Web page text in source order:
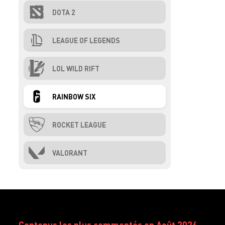
DOTA 2
LEAGUE OF LEGENDS
LOL WILD RIFT
RAINBOW SIX
ROCKET LEAGUE
VALORANT